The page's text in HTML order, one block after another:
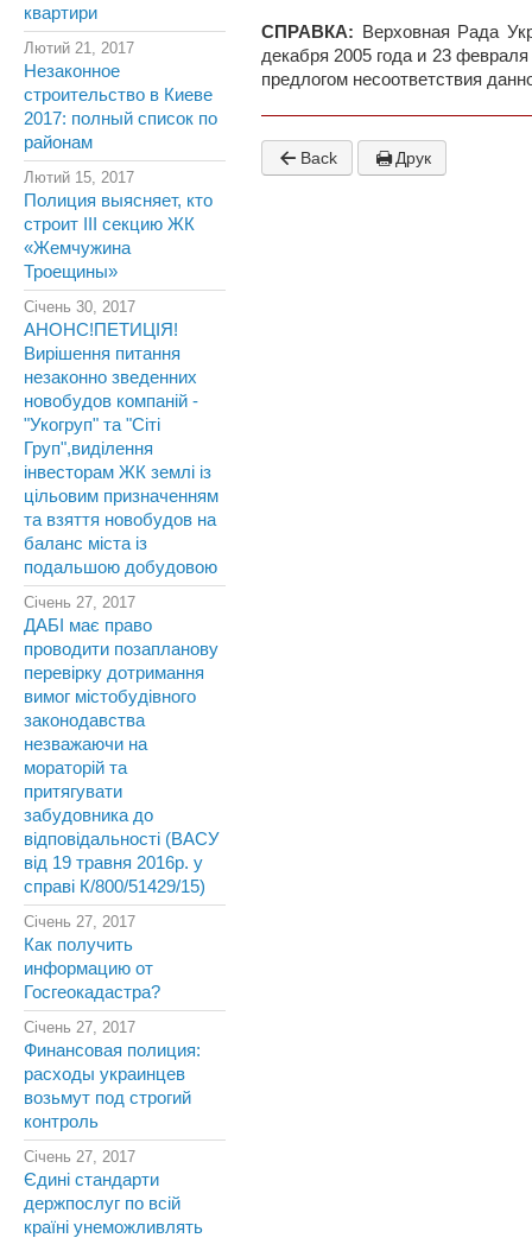
квартири
Лютий 21, 2017
Незаконное
строительство в Киеве
2017: полный список по
районам
Лютий 15, 2017
Полиция выясняет, кто
строит III секцию ЖК
«Жемчужина
Троещины»
Січень 30, 2017
АНОНС!ПЕТИЦІЯ!
Вирішення питання
незаконно зведенних
новобудов компаній -
"Укогруп" та "Сіті
Груп",виділення
інвесторам ЖК землі із
цільовим призначенням
та взяття новобудов на
баланс міста із
подальшою добудовою
Січень 27, 2017
ДАБІ має право
проводити позапланову
перевірку дотримання
вимог містобудівного
законодавства
незважаючи на
мораторій та
притягувати
забудовника до
відповідальності (ВАСУ
від 19 травня 2016р. у
справі К/800/51429/15)
Січень 27, 2017
Как получить
информацию от
Госгеокадастра?
Січень 27, 2017
Финансовая полиция:
расходы украинцев
возьмут под строгий
контроль
Січень 27, 2017
Єдині стандарти
держпослуг по всій
країні унеможливлять
СПРАВКА:
Верховная Рада
декабря 2005 года и 23
предлогом несоответствия
Back Друк